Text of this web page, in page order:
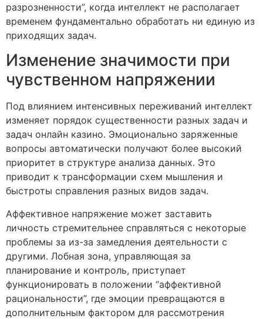
разрозненности”, когда интеллект не располагает
временем фундаментально обработать ни единую из
приходящих задач.
Изменение значимости при
чувственном напряжении
Под влиянием интенсивных переживаний интеллект
изменяет порядок существенности разных задач и
задач онлайн казино. Эмоционально заряженные
вопросы автоматически получают более высокий
приоритет в структуре анализа данных. Это
приводит к трансформации схем мышления и
быстроты справления разных видов задач.
Аффективное напряжение может заставить
личность стремительнее справляться с некоторые
проблемы за из-за замедления деятельности с
другими. Лобная зона, управляющая за
планирование и контроль, приступает
функционировать в положении “аффективной
рациональности”, где эмоции превращаются в
дополнительным фактором для рассмотрения